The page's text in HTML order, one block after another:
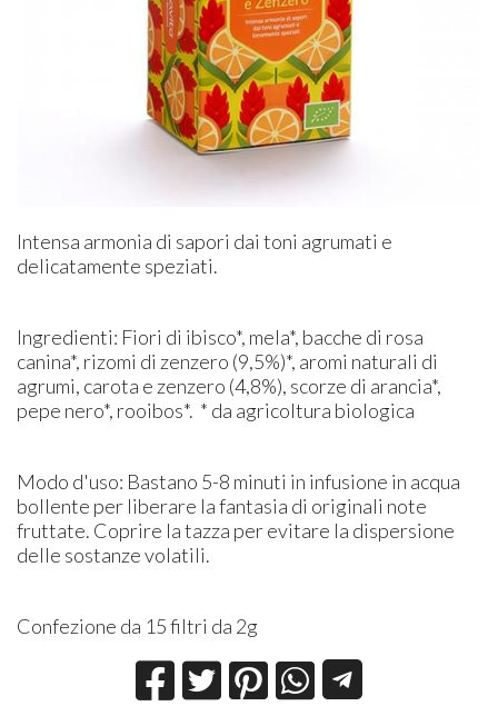
Intensa armonia di sapori dai toni agrumati e
delicatamente speziati.
Ingredienti: Fiori di ibisco*, mela*, bacche di rosa
canina*, rizomi di zenzero (9,5%)*, aromi naturali di
agrumi, carota e zenzero (4,8%), scorze di arancia*,
pepe nero*, rooibos*. * da agricoltura biologica
Modo d'uso: Bastano 5-8 minuti in infusione in acqua
bollente per liberare la fantasia di originali note
fruttate. Coprire la tazza per evitare la dispersione
delle sostanze volatili.
Confezione da 15 filtri da 2g